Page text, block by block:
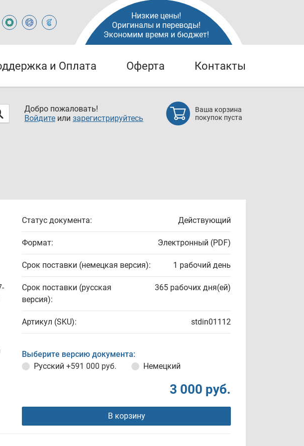
Низкие цены!
Оригиналы и переводы!
Экономим время и бюджет!
и Оплата Оферта Контакты
Добро пожаловать!
Войдите или зарегистрируйтесь
Ваша корзина
покупок пуста
Статус документа: Действующий
Формат: Электронный (PDF)
Срок поставки (немецкая версия): 1 рабочий день
Срок поставки (русская
версия):
365 рабочих дня(ей)
Артикул (SKU): stdin01112
Выберите версию документа:
Русский +591 000 руб. Немецкий
3 000 руб.
В корзину